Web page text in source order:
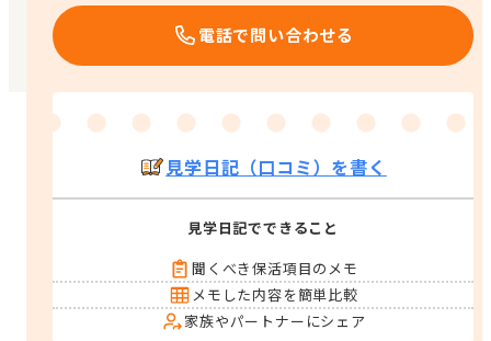
電話で問い合わせる
見学日記（口コミ）を書く
見学日記でできること
聞くべき保活項目のメモ
メモした内容を簡単比較
家族やパートナーにシェア